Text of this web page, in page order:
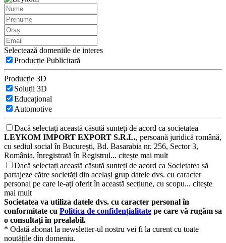
Selectează domeniile de interes
Producție Publicitară
Producție 3D
Soluții 3D
Educațional
Automotive
Dacă selectați această căsută sunteți de acord ca societatea
LEYKOM IMPORT EXPORT S.R.L., persoană juridică română,
cu sediul social în București, Bd. Basarabia nr. 256, Sector 3,
România, înregistrată în Registrul... citește mai mult
Dacă selectați această căsută sunteți de acord ca Societatea să
partajeze către societăți din același grup datele dvs. cu caracter
personal pe care le-ați oferit în această secțiune, cu scopu... citește
mai mult
Societatea va utiliza datele dvs. cu caracter personal în
conformitate cu Politica de confidențialitate pe care vă rugăm sa
o consultați în prealabil.
* Odată abonat la newsletter-ul nostru vei fi la curent cu toate
noutățile din domeniu.